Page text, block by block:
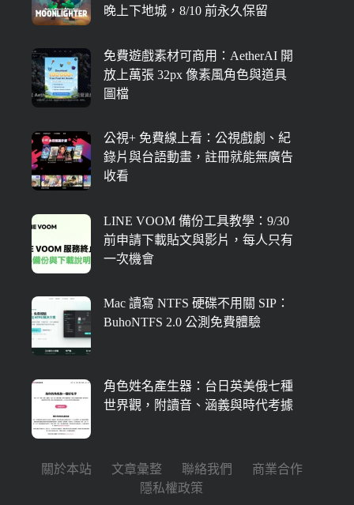
晚上下地城，8/10 前永久保留
免費遊戲素材可商用：AetherAI 開
放上萬張 32px 像素風角色與道具
圖檔
公視+ 免費線上看：公視戲劇、紀
錄片與台語動畫，註冊就能無廣告
收看
LINE VOOM 備份工具教學：9/30
前申請下載貼文與影片，每人只有
一次機會
Mac 讀寫 NTFS 硬碟不用關 SIP：
BuhoNTFS 2.0 公測免費體驗
角色姓名產生器：台日英美俄七種
世界觀，附讀音、涵義與時代考據
關於本站 文章彙整 聯絡我們
商業合作
隱私權政策